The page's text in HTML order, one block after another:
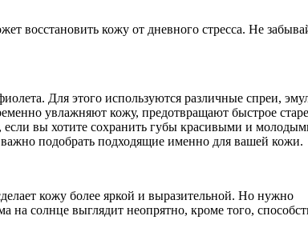
восстановить кожу от дневного стресса. Не
Для этого используются различные спреи,
увлажняют кожу, предотвращают быстрое
если вы хотите сохранить губы красивыми и
подобрать подходящие именно для вашей кожи.
кожу более яркой и выразительной. Но нужно
на солнце выглядит неопрятно, кроме того,